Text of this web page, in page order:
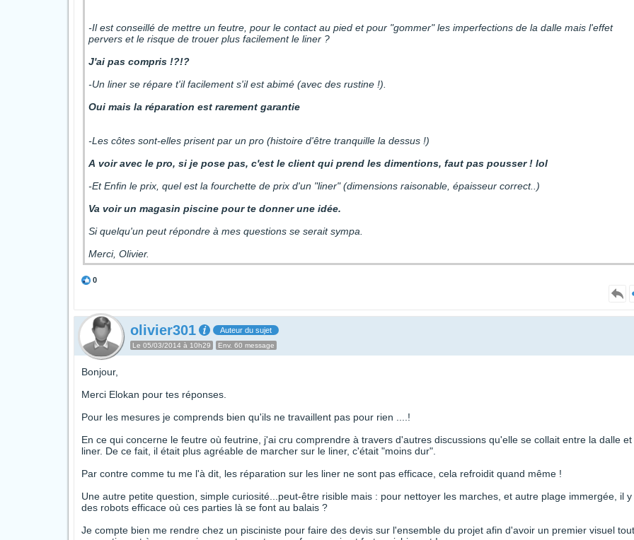
-Il est conseillé de mettre un feutre, pour le contact au pied et pour "gommer" les imperfections de la dalle mais l'effet
pervers et le risque de trouer plus facilement le liner ?
J'ai pas compris !?!?
-Un liner se répare t'il facilement s'il est abimé (avec des rustine !).
Oui mais la réparation est rarement garantie
-Les côtes sont-elles prisent par un pro (histoire d'être tranquille la dessus !)
A voir avec le pro, si je pose pas, c'est le client qui prend les dimentions, faut pas pousser ! lol
-Et Enfin le prix, quel est la fourchette de prix d'un "liner" (dimensions raisonable, épaisseur correct..)
Va voir un magasin piscine pour te donner une idée.
Si quelqu'un peut répondre à mes questions se serait sympa.
Merci, Olivier.
0
olivier301 Auteur du sujet
Le 05/03/2014 à 10h29 Env. 60 message
Bonjour,
Merci Elokan pour tes réponses.
Pour les mesures je comprends bien qu'ils ne travaillent pas pour rien ....!
En ce qui concerne le feutre où feutrine, j'ai cru comprendre à travers d'autres discussions qu'elle se collait entre la dalle et
liner. De ce fait, il était plus agréable de marcher sur le liner, c'était "moins dur".
Par contre comme tu me l'à dit, les réparation sur les liner ne sont pas efficace, cela refroidit quand même !
Une autre petite question, simple curiosité...peut-être risible mais : pour nettoyer les marches, et autre plage immergée, il y
des robots efficace où ces parties là se font au balais ?
Je compte bien me rendre chez un pisciniste pour faire des devis sur l'ensemble du projet afin d'avoir un premier visuel tout